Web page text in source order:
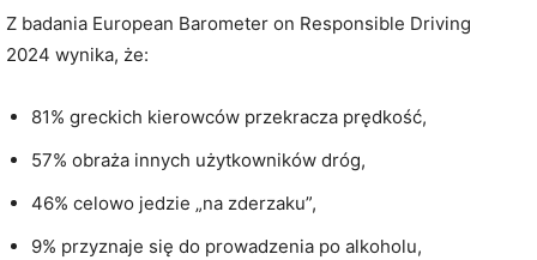
Z badania European Barometer on Responsible Driving
2024 wynika, że:
81% greckich kierowców przekracza prędkość,
57% obraża innych użytkowników dróg,
46% celowo jedzie „na zderzaku”,
9% przyznaje się do prowadzenia po alkoholu,